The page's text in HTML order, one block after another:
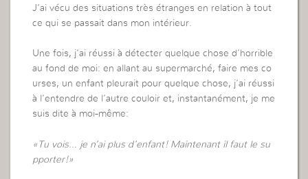
J’ai vécu des situations très étranges en relation à tout
ce qui se passait dans mon intérieur.
Une fois, j’ai réussi à détecter quelque chose d’horrible
au fond de moi: en allant au supermarché, faire mes co
urses, un enfant pleurait pour quelque chose, j’ai réussi
à l’entendre de l’autre couloir et, instantanément, je me
suis dite à moi-même:
«Tu vois… je n’ai plus d’enfant! Maintenant il faut le su
pporter!»